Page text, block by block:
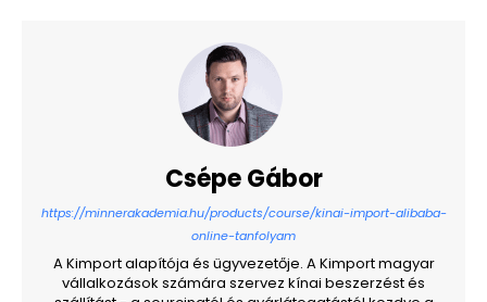
Csépe Gábor
https://minnerakademia.hu/products/course/kinai-import-alibaba-
online-tanfolyam
A Kimport alapítója és ügyvezetője. A Kimport magyar
vállalkozások számára szervez kínai beszerzést és